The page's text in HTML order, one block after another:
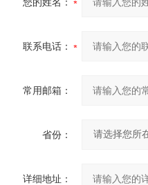
联系电话：
常用邮箱：
省份：
详细地址：